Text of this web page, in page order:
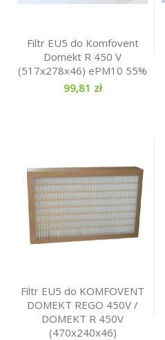
Filtr EU5 do Komfovent
Domekt R 450 V
(517x278x46) ePM10 55%
99,81 zł
Filtr EU5 do KOMFOVENT
DOMEKT REGO 450V /
DOMEKT R 450V
(470x240x46)